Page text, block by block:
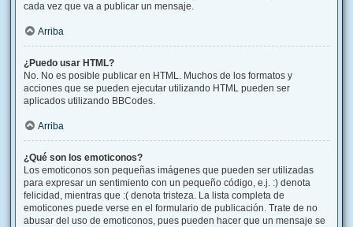
cada vez que va a publicar un mensaje.
Arriba
¿Puedo usar HTML?
No. No es posible publicar en HTML. Muchos de los formatos y
acciones que se pueden ejecutar utilizando HTML pueden ser
aplicados utilizando BBCodes.
Arriba
¿Qué son los emoticonos?
Los emoticonos son pequeñas imágenes que pueden ser utilizadas
para expresar un sentimiento con un pequeño código, e.j. :) denota
felicidad, mientras que :( denota tristeza. La lista completa de
emoticones puede verse en el formulario de publicación. Trate de no
abusar del uso de emoticonos, pues pueden hacer que un mensaje se